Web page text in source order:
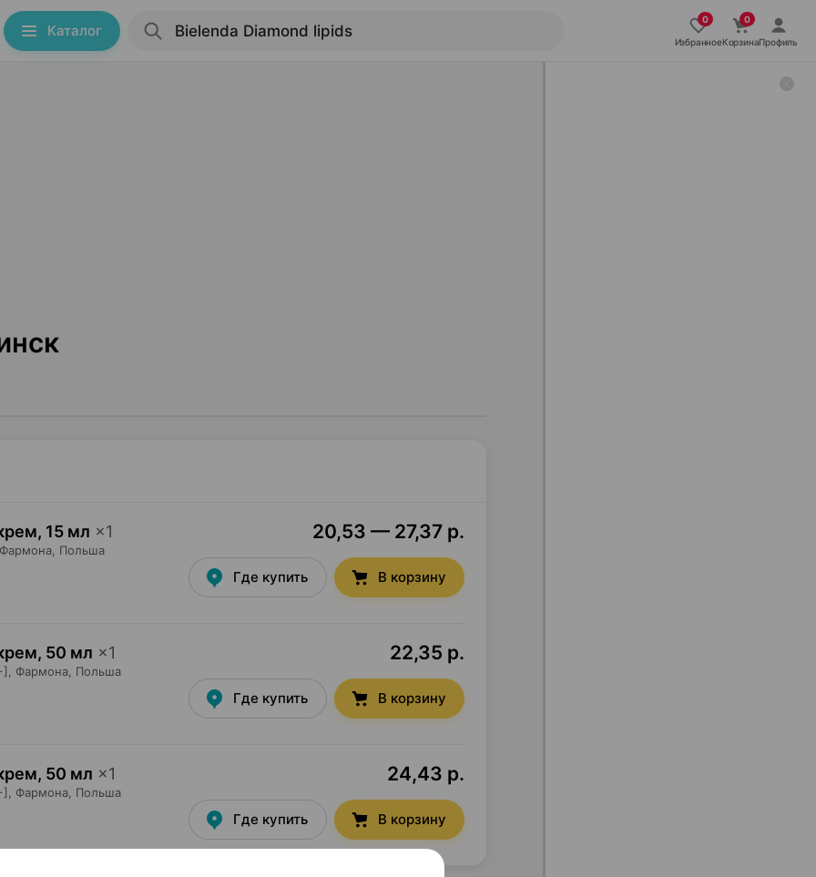
Каталог
ИзбранноеКорзинаПрофиль
, 15 мл ×1
Фармона , Польша
20,53 — 27,37 р.
Где купить В корзину
, 50 мл ×1
Фармона , Польша
22,35 р.
Где купить В корзину
, 50 мл ×1
Фармона , Польша
24,43 р.
Где купить В корзину